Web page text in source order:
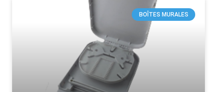
BOÎTES MURALES